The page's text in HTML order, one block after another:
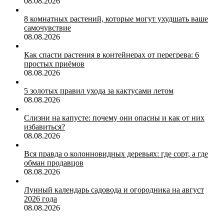
8 комнатных растений, которые могут ухудшать ваше
самочувствие
08.08.2026
Как спасти растения в контейнерах от перегрева: 6
простых приёмов
08.08.2026
5 золотых правил ухода за кактусами летом
08.08.2026
Слизни на капусте: почему они опасны и как от них
избавиться?
08.08.2026
Вся правда о колонновидных деревьях: где сорт, а где
обман продавцов
08.08.2026
Лунный календарь садовода и огородника на август
2026 года
08.08.2026